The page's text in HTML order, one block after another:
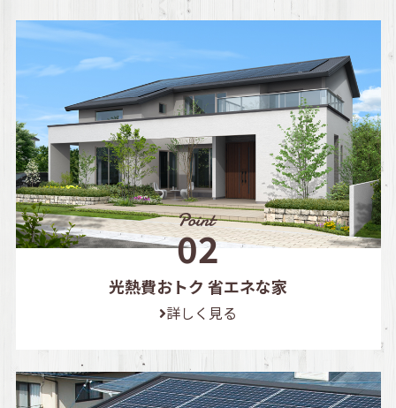
光熱費おトク 省エネな家
詳しく見る